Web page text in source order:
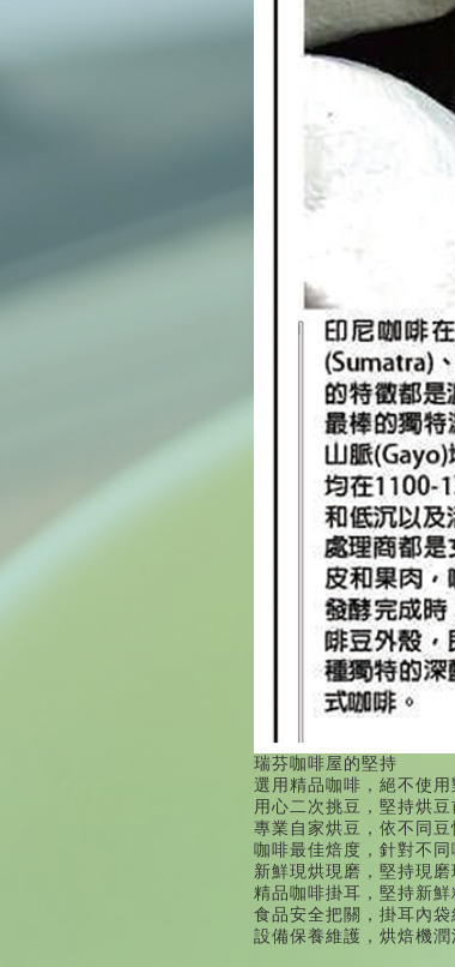
瑞芬咖啡屋的堅持
選用精品咖啡，絕不使
用心二次挑豆，堅持烘
專業自家烘豆，依不同
咖啡最佳焙度，針對不
新鮮現烘現磨，堅持現
精品咖啡掛耳，堅持新
食品安全把關，掛耳內
設備保養維護，烘焙機